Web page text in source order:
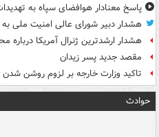
پاسخ معنادار هوافضای سپاه به
هشدار دبیر شورای عالی امنیت ملی به
هشدار ارشدترین ژنرال آمریکا درباره
مقصد جدید پسر زیدان
تاکید وزارت خارجه بر لزوم روشن
حوادث